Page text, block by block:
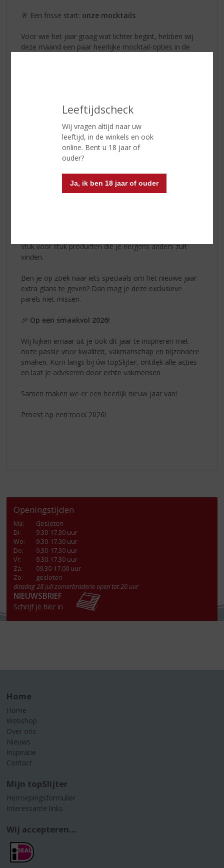
Leeftijdscheck
Wij vragen altijd naar uw
leeftijd, in de winkels en ook
online. Bent u 18 jaar of
ouder?
Ja, ik ben 18 jaar of ouder
🥂 Een frisse start: onze mocktails
Voor wie het jaar graag wat lichter begint, hebben wij
deze maand een paar heerlijke mocktail-opties in de
zijn: kwaliteitsdranken. Maar een goede start van het
jaar betekent óók keuze voor iedereen.
Exclusief & Uniek
Januari is hét moment om jezelf te trakteren op iets
stuk voor stuk producten die je nergens anders zult
vinden.
Ben je op zoek naar iets speciaals om het nieuwe jaar
extra glans te geven? Dan mag je deze exclusieve
parels niet missen.
🎉 Op een smaakvol 2026!
Wij kijken ernaar uit je ook dit jaar te inspireren met
onze passie voor kwaliteit, vakmanschap en bijzondere
smaken. Kom langs bij úw topSlijter, ontdek alle acties
en laat je adviseren door echte vakmensen.
Samen maken we er een heerlijk nieuw jaar van!
Proost op een mooi 2026!
Openingstijden
Ma:
Gesloten
Di:
9.30-17.30 uur
Wo:
9.30-17.30 uur
Do:
9.30-17.30 uur
Vr:
9.30-17.30 uur
Za:
09.30-17.00 uur
Zo:
gesloten
dinsdag 28 juli zomerbraderie open tot 20 uur
NIEUWSBRIEF
Schrijf je hier in
Home
Home
Webshop
Over ons
Nieuws
Inspiratie
Contact
Mijn topSlijter
Herroepingsformulier
Interessante links
Wij accepteren...